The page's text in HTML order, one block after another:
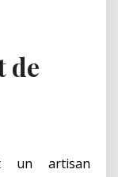
de
un artisan